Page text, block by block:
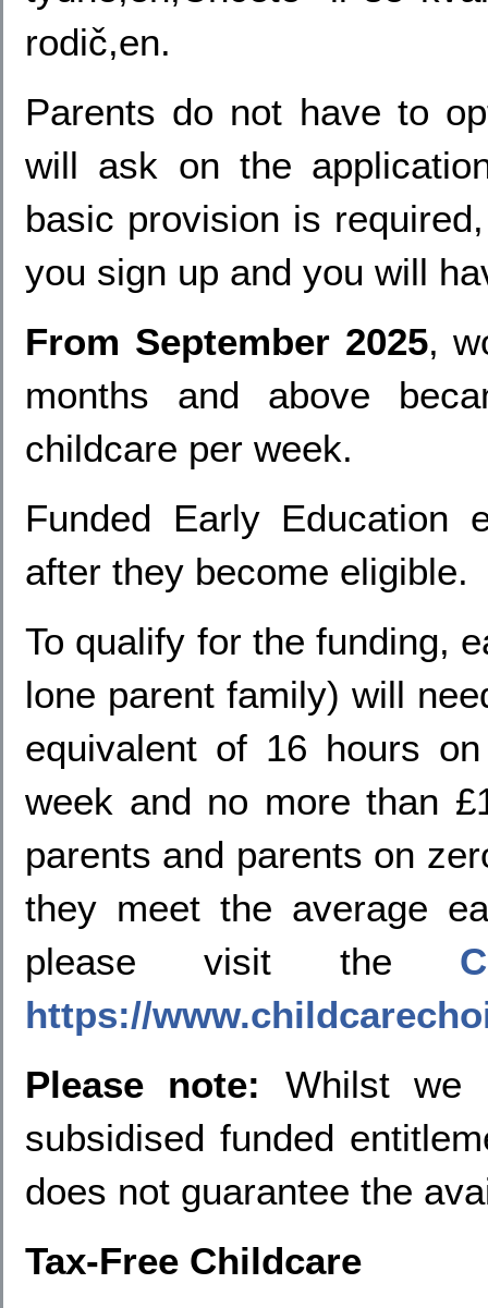
rodič,en.
Parents do not have to
will ask on the
basic provision is
you sign up and you will
From September 2025,
months and above
childcare per week.
Funded Early Education
after they become eligible.
To qualify for the funding,
lone parent family) will
equivalent of 16 hours
week and no more than
parents and parents on
they meet the average
please visit the
https://
Please note: Whilst we
subsidised funded
does not guarantee the
Tax-Free Childcare